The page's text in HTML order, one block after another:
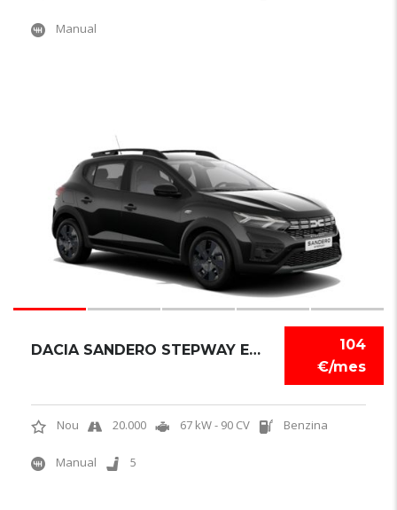
Manual
104
€/mes
DACIA SANDERO STEPWAY EXPRESSION
Nou 20.000 67 kW - 90 CV Benzina
Manual 5